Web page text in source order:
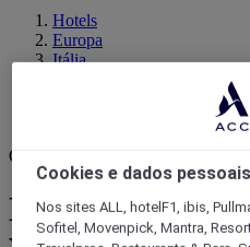
Hotels
Europa
Itália
O seu próximo destino
Encontrar um
Cookies e dados pessoais
Nos sites ALL, hotelF1, ibis,
Sofitel, Movenpick, Mantra,